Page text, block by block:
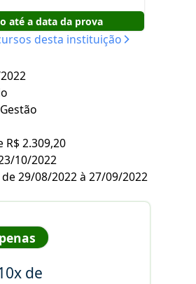
até a data da prova
desta instituição
R$ 2.309,20
10/2022
29/08/2022 à 27/09/2022
de